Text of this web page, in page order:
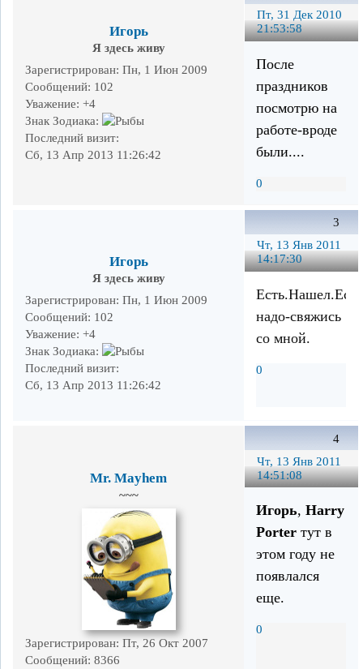
Пт, 31 Дек 2010
21:53:58
Игорь
Я здесь живу
Зарегистрирован: Пн, 1 Июн 2009
Сообщений: 102
Уважение: +4
Знак Зодиака:
Последний визит:
Сб, 13 Апр 2013 11:26:42
После
праздников
посмотрю на
работе-вроде
были....
0
3
Чт, 13 Янв 2011
14:17:30
Игорь
Я здесь живу
Зарегистрирован: Пн, 1 Июн 2009
Сообщений: 102
Уважение: +4
Знак Зодиака:
Последний визит:
Сб, 13 Апр 2013 11:26:42
надо-свяжись
со мной.
0
4
Чт, 13 Янв 2011
14:51:08
Mr. Mayhem
~~~
Зарегистрирован: Пт, 26 Окт 2007
Сообщений: 8366
Игорь, Harry
Porter тут в
этом году не
появлался
еще.
0